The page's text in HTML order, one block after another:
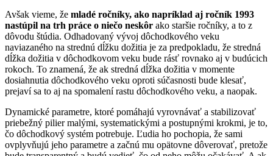
Avšak vieme, že mladé ročníky, ako napríklad aj ročník 1993
nastúpil na trh práce o niečo neskôr ako staršie ročníky, a to z
dôvodu štúdia. Odhadovaný vývoj dôchodkového veku
naviazaného na strednú dĺžku dožitia je za predpokladu, že stredná
dĺžka dožitia v dôchodkovom veku bude rásť rovnako aj v budúcich
rokoch. To znamená, že ak stredná dĺžka dožitia v momente
dosiahnutia dôchodkového veku oproti súčasnosti bude klesať,
prejaví sa to aj na spomalení rastu dôchodkového veku, a naopak.
Dynamické parametre, ktoré pomáhajú vyrovnávať a stabilizovať
priebežný pilier malými, systematickými a postupnými krokmi, je to,
čo dôchodkový systém potrebuje. Ľudia ho pochopia, že sami
ovplyvňujú jeho parametre a začnú mu opätovne dôverovať, pretože